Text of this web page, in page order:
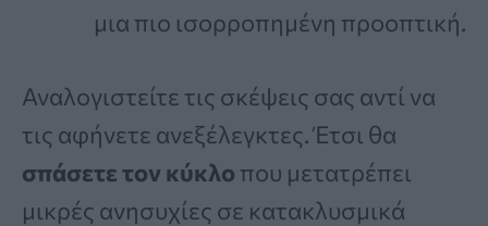
μια πιο ισορροπημένη προοπτική.
Αναλογιστείτε τις σκέψεις σας αντί να
τις αφήνετε ανεξέλεγκτες. Έτσι θα
σπάσετε τον κύκλο που μετατρέπει
μικρές ανησυχίες σε κατακλυσμικά